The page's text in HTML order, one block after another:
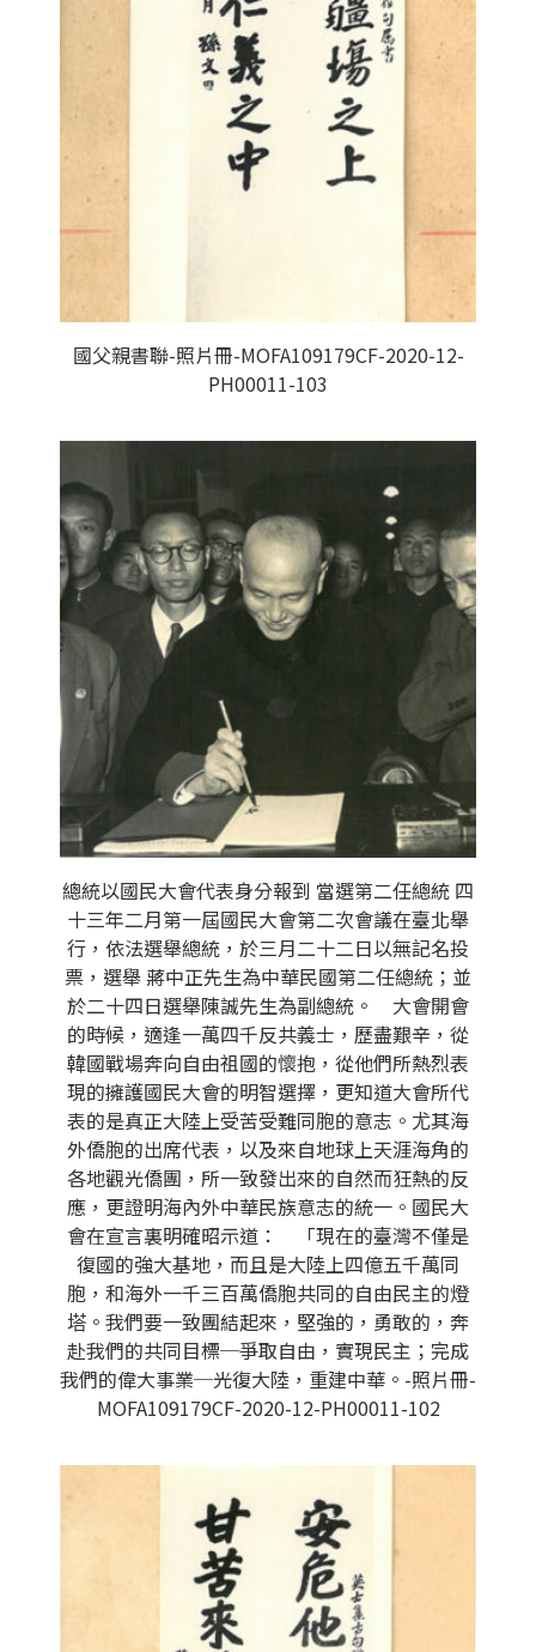
國父親書聯-照片冊-MOFA109179CF-2020-12-
PH00011-103
總統以國民大會代表身分報到 當選第二任總統 四
十三年二月第一屆國民大會第二次會議在臺北舉
行，依法選舉總統，於三月二十二日以無記名投
票，選舉 蔣中正先生為中華民國第二任總統；並
於二十四日選舉陳誠先生為副總統。 大會開會
的時候，適逢一萬四千反共義士，歷盡艱辛，從
韓國戰場奔向自由祖國的懷抱，從他們所熱烈表
現的擁護國民大會的明智選擇，更知道大會所代
表的是真正大陸上受苦受難同胞的意志。尤其海
外僑胞的出席代表，以及來自地球上天涯海角的
各地觀光僑團，所一致發出來的自然而狂熱的反
應，更證明海內外中華民族意志的統一。國民大
會在宣言裏明確昭示道： 「現在的臺灣不僅是
復國的強大基地，而且是大陸上四億五千萬同
胞，和海外一千三百萬僑胞共同的自由民主的燈
塔。我們要一致團結起來，堅強的，勇敢的，奔
赴我們的共同目標─爭取自由，實現民主；完成
我們的偉大事業─光復大陸，重建中華。-照片冊-
MOFA109179CF-2020-12-PH00011-102